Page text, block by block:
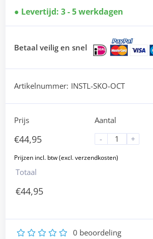
Levertijd: 3 - 5 werkdagen
Betaal veilig en snel
Artikelnummer: INSTL-SKO-OCT
Prijs
€44,95
Aantal
-
+
Totaal
€44,95
5
4
3
2 0 beoordeling